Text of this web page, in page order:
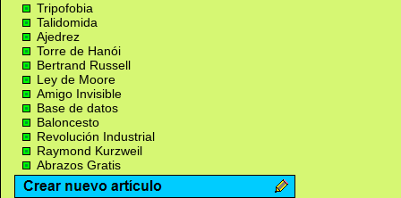
Tripofobia
Talidomida
Ajedrez
Torre de Hanói
Bertrand Russell
Ley de Moore
Amigo Invisible
Base de datos
Baloncesto
Revolución Industrial
Raymond Kurzweil
Abrazos Gratis